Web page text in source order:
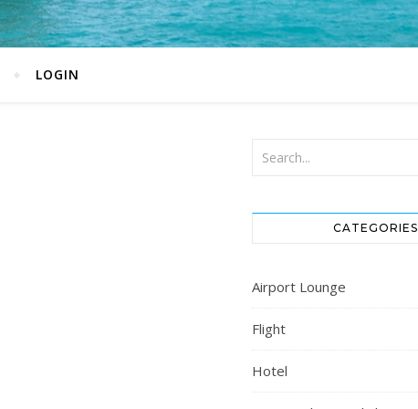
LOGIN
CATEGORIES
Airport Lounge
Flight
Hotel